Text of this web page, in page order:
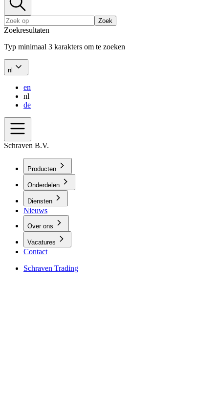
Zoek
Zoekresultaten
Typ minimaal 3 karakters om te zoeken
nl
en
nl
de
Schraven B.V.
Producten
Onderdelen
Diensten
Nieuws
Over ons
Vacatures
Contact
Schraven Trading